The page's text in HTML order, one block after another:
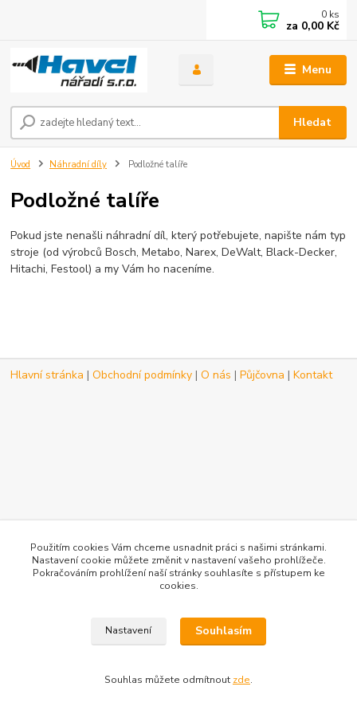
Menu
Hledat
0 ks
za 0,00 Kč
Úvod Náhradní díly Podložné talíře
Podložné talíře
Pokud jste nenašli náhradní díl, který potřebujete, napište nám typ
stroje (od výrobců Bosch, Metabo, Narex, DeWalt, Black-Decker,
Hitachi, Festool) a my Vám ho naceníme.
Hlavní stránka |Obchodní podmínky |O nás |Půjčovna |Kontakt
Vytvořeno na Eshop-rychle.cz
Použitím cookies Vám chceme usnadnit práci s našimi stránkami.
Nastavení cookie můžete změnit v nastavení vašeho prohlížeče.
Pokračováním prohlížení naší stránky souhlasíte s přístupem ke
cookies.
Nastavení Souhlasím
Souhlas můžete odmítnout zde.